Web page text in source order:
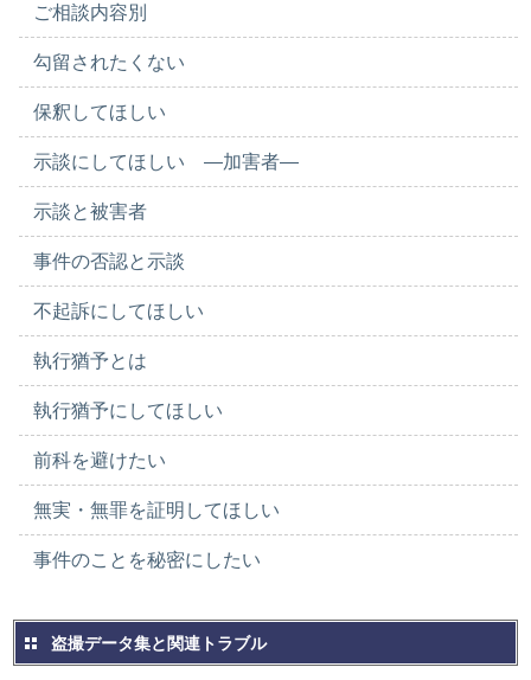
ご相談内容別
勾留されたくない
保釈してほしい
示談にしてほしい ―加害者―
示談と被害者
事件の否認と示談
不起訴にしてほしい
執行猶予とは
執行猶予にしてほしい
前科を避けたい
無実・無罪を証明してほしい
事件のことを秘密にしたい
盗撮データ集と関連トラブル